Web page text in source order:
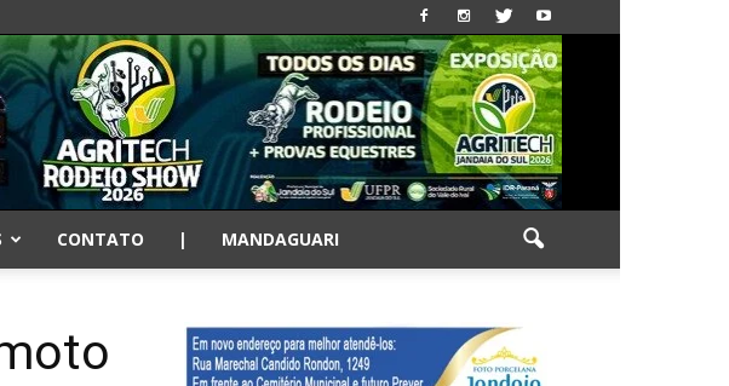
CONTATO | MANDAGUARI